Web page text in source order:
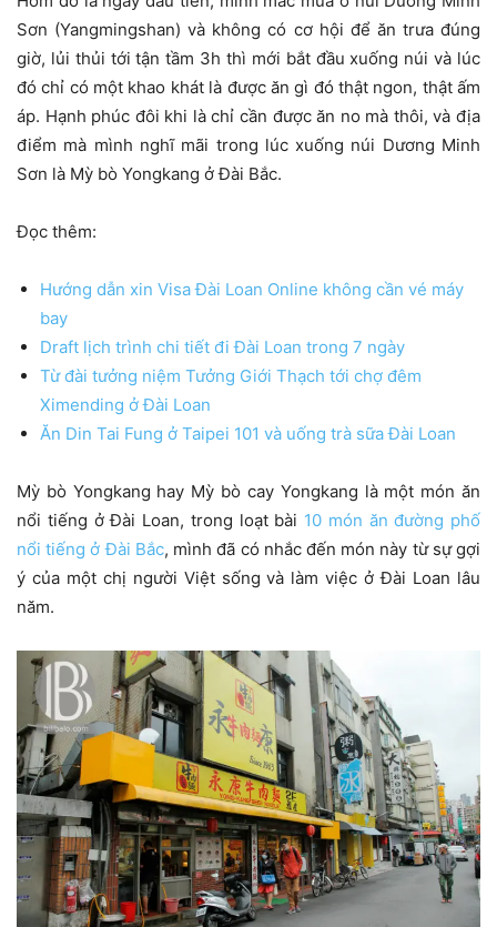
Sơn (Yangmingshan) và không có cơ hội để ăn trưa đúng
giờ, lủi thủi tới tận tầm 3h thì mới bắt đầu xuống núi và lúc
đó chỉ có một khao khát là được ăn gì đó thật ngon, thật ấm
áp. Hạnh phúc đôi khi là chỉ cần được ăn no mà thôi, và địa
điểm mà mình nghĩ mãi trong lúc xuống núi Dương Minh
Sơn là Mỳ bò Yongkang ở Đài Bắc.
Đọc thêm:
Hướng dẫn xin Visa Đài Loan Online không cần vé máy
bay
Draft lịch trình chi tiết đi Đài Loan trong 7 ngày
Từ đài tưởng niệm Tưởng Giới Thạch tới chợ đêm
Ximending ở Đài Loan
Ăn Din Tai Fung ở Taipei 101 và uống trà sữa Đài Loan
Mỳ bò Yongkang hay Mỳ bò cay Yongkang là một món ăn
nổi tiếng ở Đài Loan, trong loạt bài 10 món ăn đường phố
nổi tiếng ở Đài Bắc, mình đã có nhắc đến món này từ sự gợi
ý của một chị người Việt sống và làm việc ở Đài Loan lâu
năm.